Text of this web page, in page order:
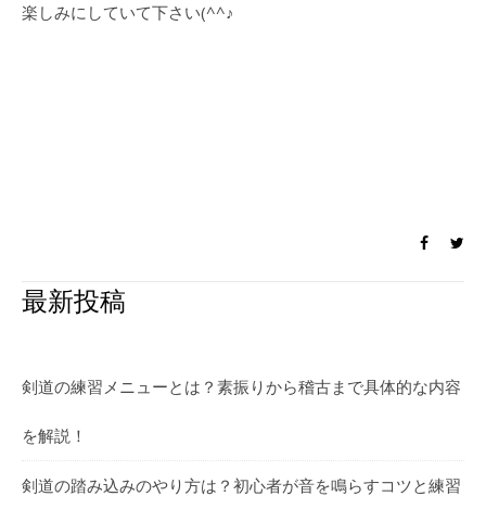
楽しみにしていて下さい(^^♪
最新投稿
剣道の練習メニューとは？素振りから稽古まで具体的な内容
を解説！
剣道の踏み込みのやり方は？初心者が音を鳴らすコツと練習